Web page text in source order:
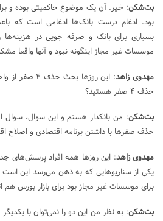
بت‌شکن: خیر. آن یک موضوع حاکمیتی بوده و
بود. ادغام درست بانک‌ها ادغامی است که
بسیاری برای بانک و صرفه جویی در هزینه‌ها
موسسات غیر مجاز اینگونه نبود و آنها واقعا
مهدوی زاهد
: این روزها
حذف ۴ صفر هستید؟
بت‌شکن: من بانکدار هستم و این سوال،
حذف صفرها با داشتن برنامه اقتصادی و اصلاح
مهدوی زاهد: این روزها همه افراد پرسش‌های
یکی از سناریوهایی که به ذهن می‌رسد این
برای موسسات غیر مجاز بود برای بازار بورس هم
بت‌شکن: به نظر من این دو را نمی‌توان با